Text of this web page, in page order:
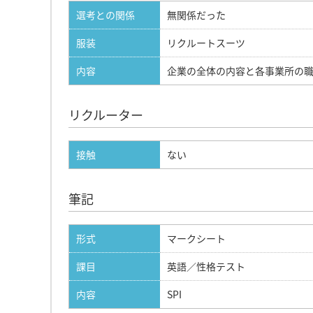
選考との関係
無関係だった
服装
リクルートスーツ
内容
企業の全体の内容と各事業所の
リクルーター
接触 ない
筆記
形式
マークシート
課目
英語／性格テスト
内容
SPI